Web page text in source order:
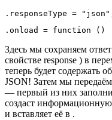
.responseType = "json"
. onload = function ( )
Здесь мы сохраняем
свойстве response ) в
теперь будет содержать
JSON! Затем мы
— первый из них
создаст
и вставляет её в .